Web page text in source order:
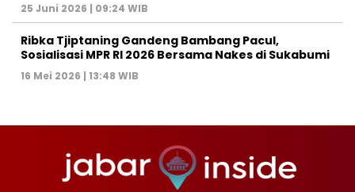
25 Juni 2026 | 09:24 WIB
Ribka Tjiptaning Gandeng Bambang Pacul,
Sosialisasi MPR RI 2026 Bersama Nakes di Sukabumi
16 Mei 2026 | 13:48 WIB